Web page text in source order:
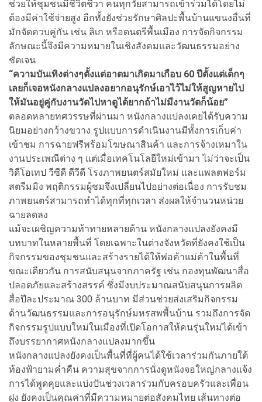
ช่วยให้ชุมชนมีชีวิตชีวา คนทุกวัยสามารถเข้าร่วมได้โดยไม่
ต้องมีค่าใช้จ่ายสูง อีกทั้งยังช่วยรักษาศิลปะพื้นบ้านแขนงอื่นที่
มักจัดควบคู่กัน เช่น ลิเก หรือดนตรีพื้นเมือง การจัดกิจกรรม
ลักษณะนี้จึงมีความหมายในเชิงสังคมและวัฒนธรรมอย่าง
ชัดเจน
“ความบันเทิงต่างๆตั้งแต่อาตมาเกิดมาเกือบ 60 ปีตั้งแต่เด็กๆ
เลยก็เจอหนังกลางแปลงอยากอนุรักษ์เอาไว้ไม่ให้สูญหายไป
ให้มันอยู่คู่กับงานวัดไปหาดูได้ยากถ้าไม่มีงานวัดก็น้อย”
ตลอดหลายทศวรรษที่ผ่านมา หนังกลางแปลงเคยได้รับความ
นิยมอย่างกว้างขวาง รูปแบบการดำเนินงานมีทั้งการเก็บค่า
เข้าชม การฉายฟรีพร้อมโฆษณาสินค้า และการจ้างเหมาใน
งานประเพณีต่าง ๆ แต่เมื่อเทคโนโลยีใหม่เข้ามา ไม่ว่าจะเป็น
วิดีโอเทป วีซีดี ดีวีดี โรงภาพยนตร์สมัยใหม่ และแพลตฟอร์ม
สตรีมมิง พฤติกรรมผู้ชมจึงเปลี่ยนไปอย่างต่อเนื่อง การรับชม
ภาพยนตร์สามารถทำได้ทุกที่ทุกเวลา ส่งผลให้จำนวนหน่วย
ฉายลดลง
แม้จะเผชิญความท้าทายหลายด้าน หนังกลางแปลงยังคงมี
บทบาทในหลายพื้นที่ โดยเฉพาะในต่างจังหวัดที่ยังคงใช้เป็น
กิจกรรมของชุมชนและสร้างรายได้ให้พ่อค้าแม่ค้าในพื้นที่
ขณะเดียวกัน การสนับสนุนจากภาครัฐ เช่น กองทุนพัฒนาสื่อ
ปลอดภัยและสร้างสรรค์ ซึ่งมีงบประมาณสนับสนุนการผลิต
สื่อปีละประมาณ 300 ล้านบาท มีส่วนช่วยส่งเสริมกิจกรรม
ด้านวัฒนธรรมและการอนุรักษ์มหรสพพื้นบ้าน รวมถึงการจัด
กิจกรรมรูปแบบใหม่ในเมืองที่เปิดโอกาสให้คนรุ่นใหม่ได้เข้า
ถึงบรรยากาศหนังกลางแปลงมากขึ้น
หนังกลางแปลงยังคงเป็นพื้นที่ที่ผู้คนได้ใช้เวลาร่วมกันภายใต้
ท้องฟ้ายามค่ำคืน ความสุขจากการนั่งดูหนังจอใหญ่กลางแจ้ง
การได้พูดคุยและแบ่งปันช่วงเวลาร่วมกับครอบครัวและเพื่อน
ฝูง ยังคงเป็นคุณค่าที่มีความหมายต่อสังคมไทย เส้นทางต่อ